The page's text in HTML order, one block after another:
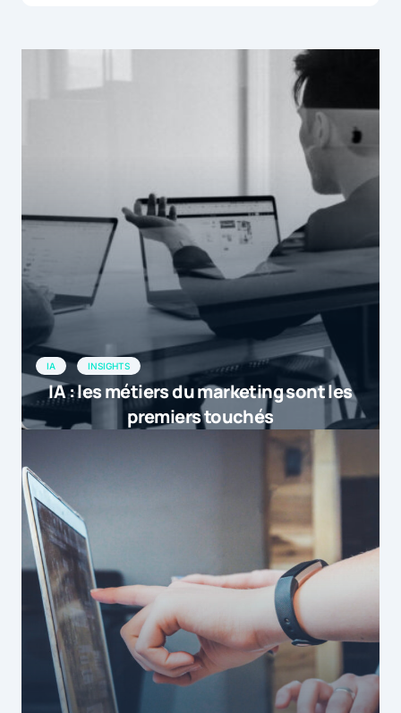
IA INSIGHTS
IA : les métiers du marketing sont les
premiers touchés